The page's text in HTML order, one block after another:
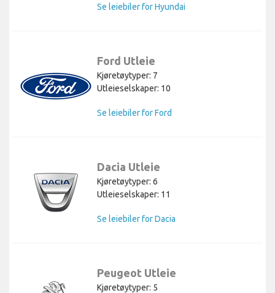
Se leiebiler for Hyundai
Ford Utleie
Kjøretøytyper: 7
Utleieselskaper: 10
Se leiebiler for Ford
Dacia Utleie
Kjøretøytyper: 6
Utleieselskaper: 11
Se leiebiler for Dacia
Peugeot Utleie
Kjøretøytyper: 5